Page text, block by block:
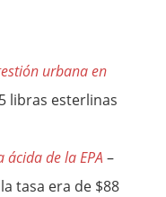
urbana en
libras esterlinas
de la EPA –
tasa era de $88